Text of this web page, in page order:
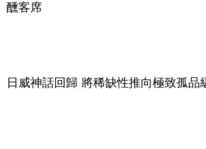
醺客席
日威神話回歸 將稀缺性推向極致孤品